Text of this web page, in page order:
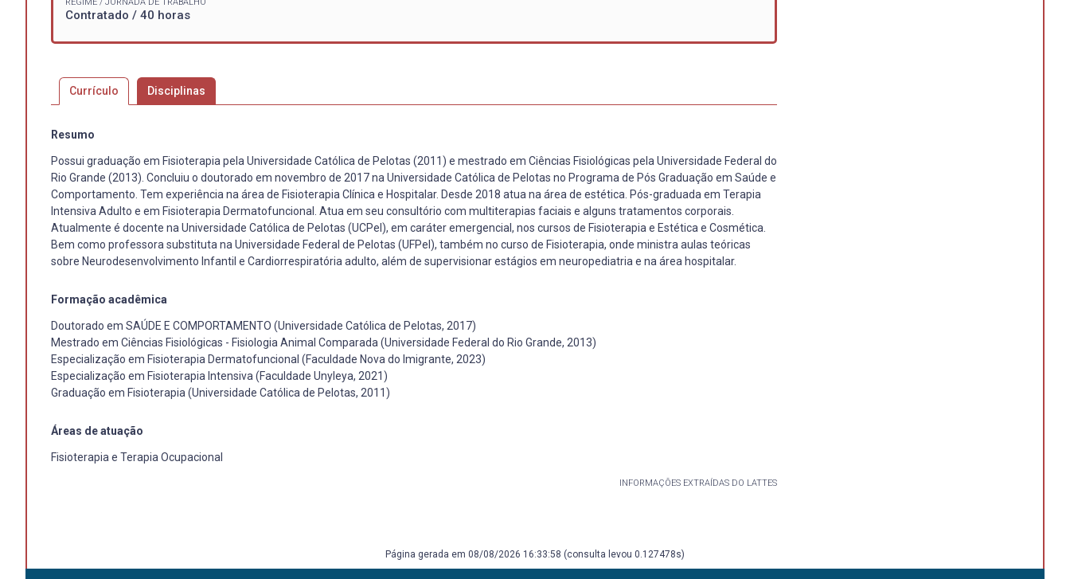
Contratado / 40 horas
Currículo Disciplinas
Resumo
Possui graduação em Fisioterapia pela Universidade Católica de Pelotas (2011) e mestrado em Ciências Fisiológicas pela Universidade Federal do
Rio Grande (2013). Concluiu o doutorado em novembro de 2017 na Universidade Católica de Pelotas no Programa de Pós Graduação em Saúde e
Comportamento. Tem experiência na área de Fisioterapia Clínica e Hospitalar. Desde 2018 atua na área de estética. Pós-graduada em Terapia
Intensiva Adulto e em Fisioterapia Dermatofuncional. Atua em seu consultório com multiterapias faciais e alguns tratamentos corporais.
Atualmente é docente na Universidade Católica de Pelotas (UCPel), em caráter emergencial, nos cursos de Fisioterapia e Estética e Cosmética.
Bem como professora substituta na Universidade Federal de Pelotas (UFPel), também no curso de Fisioterapia, onde ministra aulas teóricas
sobre Neurodesenvolvimento Infantil e Cardiorrespiratória adulto, além de supervisionar estágios em neuropediatria e na área hospitalar.
Formação acadêmica
Doutorado em SAÚDE E COMPORTAMENTO (Universidade Católica de Pelotas, 2017)
Mestrado em Ciências Fisiológicas - Fisiologia Animal Comparada (Universidade Federal do Rio Grande, 2013)
Especialização em Fisioterapia Dermatofuncional (Faculdade Nova do Imigrante, 2023)
Especialização em Fisioterapia Intensiva (Faculdade Unyleya, 2021)
Graduação em Fisioterapia (Universidade Católica de Pelotas, 2011)
Áreas de atuação
Fisioterapia e Terapia Ocupacional
INFORMAÇÕES EXTRAÍDAS DO LATTES
Página gerada em 08/08/2026 16:33:58 (consulta levou 0.127478s)